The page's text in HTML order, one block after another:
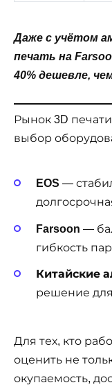
Даже с учётом
печать на
40% дешевле,
Рынок 3D
выбор
EOS —
Farsoon —
гибкость
Китайские
решение для
Для тех, кто
оценить не
окупаемость,